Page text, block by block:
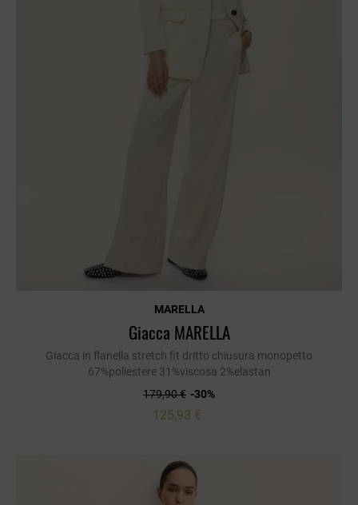
MARELLA
Giacca MARELLA
Giacca in flanella stretch fit dritto chiusura monopetto
67%poliestere 31%viscosa 2%elastan
179,90 € -30%
125,93 €